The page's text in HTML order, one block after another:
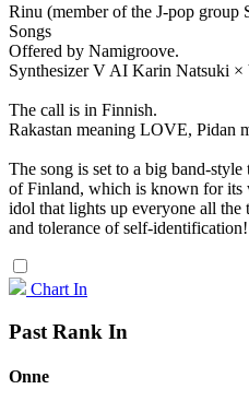
Rinu (member of the J-pop group
Songs
Offered by Namigroove.
Synthesizer V AI Karin Natsuki
The call is in Finnish.
Rakastan meaning LOVE, Pidan
The song is set to a big band-
of Finland, which is known for its
idol that lights up everyone all the
and tolerance of self-identification!
Chart In
Past Rank In
Onne